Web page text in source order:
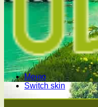
Меню
Switch skin